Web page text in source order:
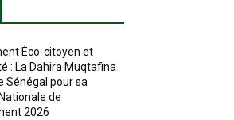
Éco-citoyen et
: La Dahira Muqtafina
Sénégal pour sa
de
2026